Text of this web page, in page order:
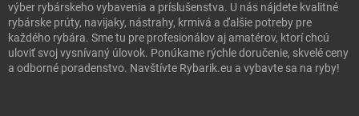
výber rybárskeho vybavenia a príslušenstva. U nás nájdete kvalitné
rybárske prúty, navijaky, nástrahy, krmivá a ďalšie potreby pre
každého rybára. Sme tu pre profesionálov aj amatérov, ktorí chcú
uloviť svoj vysnívaný úlovok. Ponúkame rýchle doručenie, skvelé ceny
a odborné poradenstvo. Navštívte Rybarik.eu a vybavte sa na ryby!